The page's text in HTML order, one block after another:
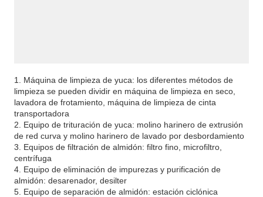
1. Máquina de limpieza de yuca: los diferentes métodos de
limpieza se pueden dividir en máquina de limpieza en seco,
lavadora de frotamiento, máquina de limpieza de cinta
transportadora
2. Equipo de trituración de yuca: molino harinero de extrusión
de red curva y molino harinero de lavado por desbordamiento
3. Equipos de filtración de almidón: filtro fino, microfiltro,
centrífuga
4. Equipo de eliminación de impurezas y purificación de
almidón: desarenador, desilter
5. Equipo de separación de almidón: estación ciclónica